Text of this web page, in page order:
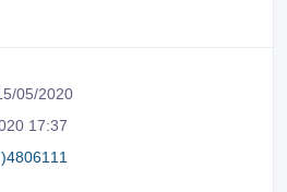
05/2020
17:37